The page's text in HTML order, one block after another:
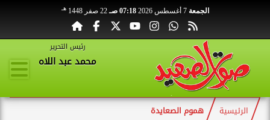
الجمعة 7 أغسطس 2026 07:18 صـ 22 صفر 1448 هـ
رئيس التحرير
محمد عبد اللاه
الرئيسية هموم الصعايدة